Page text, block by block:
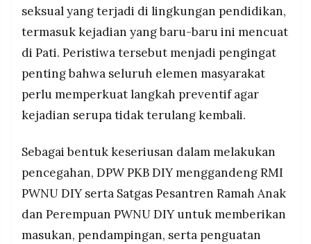
seksual yang terjadi di lingkungan pendidikan,
termasuk kejadian yang baru-baru ini mencuat
di Pati. Peristiwa tersebut menjadi pengingat
penting bahwa seluruh elemen masyarakat
perlu memperkuat langkah preventif agar
kejadian serupa tidak terulang kembali.
Sebagai bentuk keseriusan dalam melakukan
pencegahan, DPW PKB DIY menggandeng RMI
PWNU DIY serta Satgas Pesantren Ramah Anak
dan Perempuan PWNU DIY untuk memberikan
masukan, pendampingan, serta penguatan